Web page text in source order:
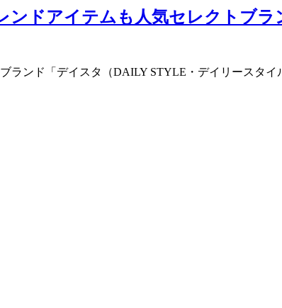
ンドアイテムも人気セレクトブ
ンド「デイスタ（DAILY STYLE・デイリースタ